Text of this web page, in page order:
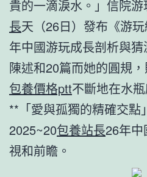
貴的一滴淚水。」信院
長天（26日）發布《游
年中國游玩成長剖析與
陳述和20篇而她的圓規
包養價格ptt不斷地在水
**「愛與孤獨的精確交點
2025~20包養站長26年
視和前瞻。